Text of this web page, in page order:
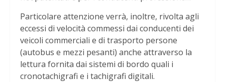
Particolare attenzione verrà, inoltre, rivolta agli
eccessi di velocità commessi dai conducenti dei
veicoli commerciali e di trasporto persone
(autobus e mezzi pesanti) anche attraverso la
lettura fornita dai sistemi di bordo quali i
cronotachigrafi e i tachigrafi digitali.